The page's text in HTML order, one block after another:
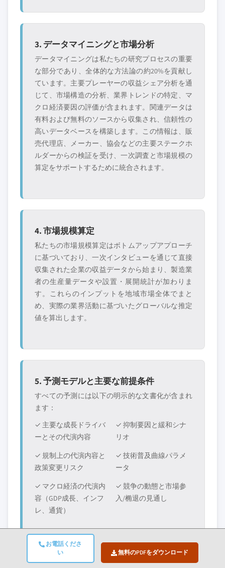
お電話くださ
い
無料のPDFをダウンロード
3. データマイニングと市場分析
データマイニングは私たちの研究プロセスの重要
な部分であり、全体的な方法論の約20%を貢献し
ています。主要プレーヤーの収益シェア分析を通
じて、市場構造の分析、業界トレンドの特定、マ
クロ経済要因の評価が含まれます。関連データは
有料および無料のソースから収集され、信頼性の
高いデータベースを構築します。この情報は、販
売代理店、メーカー、協会などの主要ステークホ
ルダーからの検証を受け、一次調査と市場規模の
算定をサポートするために統合されます。
4. 市場規模算定
私たちの市場規模算定はボトムアップアプローチ
に基づいており、一次インタビューを通じて直接
収集された企業の収益データから始まり、製造業
者の生産量データや設置・展開統計が加わりま
す。これらのインプットを地域市場全体でまと
め、実際の業界活動に基づいたグローバルな推定
値を算出します。
5. 予測モデルと主要な前提条件
すべての予測には以下の明示的な文書化が含まれ
ます：
✓ 主要な成長ドライバ
ーとその代演内容
✓ 抑制要因と緩和シナ
リオ
✓ 規制上の代演内容と
政策変更リスク
✓ 技術普及曲線パラメ
ータ
✓ マクロ経済の代演内
容（GDP成長、インフ
レ、通貨）
✓ 競争の動態と市場参
入/椭退の見通し